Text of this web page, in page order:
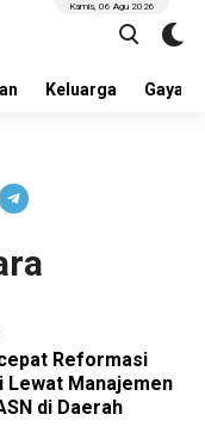
Keluarga Gaya
Kamis, 06 Agu 2026
Reformasi
Lewat Manajemen
di Daerah